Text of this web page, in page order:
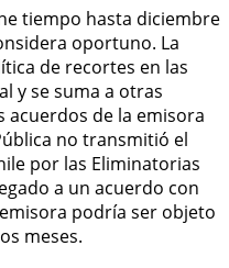
tiempo hasta diciembre
oportuno. La
de recortes en las
y se suma a otras
acuerdos de la emisora
no transmitió el
por las Eliminatorias
a un acuerdo con
podría ser objeto
meses.